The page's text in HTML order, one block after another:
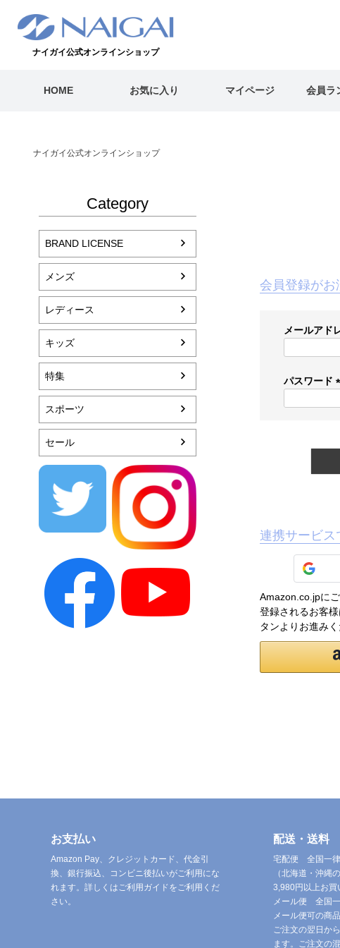
ナイガイ公式オンラインショップ
HOME お気に入り マイページ 会員ラ
ナイガイ公式オンラインショップ
Category
BRAND LICENSE
メンズ
レディース
キッズ
特集
スポーツ
セール
会員登録がお
メールアド
パスワード
連携サービス
Amazon.co.jpに
登録されるお客
タンよりお進みく
お支払い
Amazon Pay、クレジットカード、代金引
換、銀行振込、コンビニ後払いがご利用にな
れます。詳しくはご利用ガイドをご利用くだ
さい。
配送・送料
宅配便 全国一
（北海道・沖縄
3,980円以上お買
メール便 全国
メール便可の商
ご注文の翌日か
ます。ご注文の